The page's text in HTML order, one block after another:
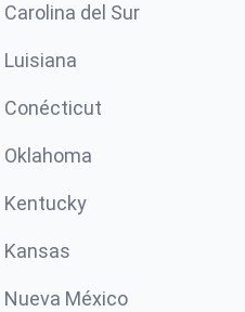
Carolina del Sur
Luisiana
Conécticut
Oklahoma
Kentucky
Kansas
Nueva México